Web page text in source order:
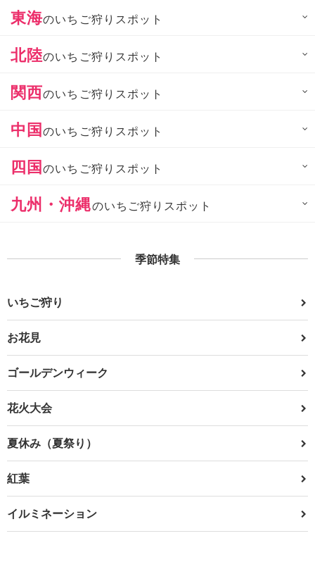
東海のいちご狩りスポット
北陸のいちご狩りスポット
関西のいちご狩りスポット
中国のいちご狩りスポット
四国のいちご狩りスポット
九州・沖縄のいちご狩りスポット
季節特集
いちご狩り
お花見
ゴールデンウィーク
花火大会
夏休み（夏祭り）
紅葉
イルミネーション